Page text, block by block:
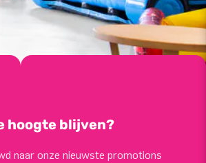
hoogte blijven?
naar onze nieuwste promotions